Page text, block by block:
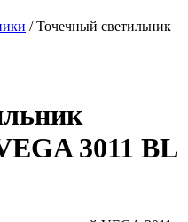
/ Точечный светильник
3011 BL